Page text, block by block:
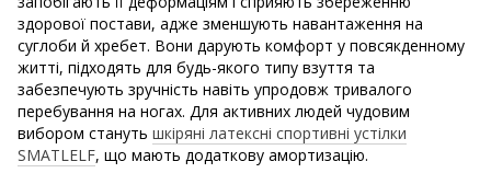
здорової постави, адже зменшують навантаження на
суглоби й хребет. Вони дарують комфорт у повсякденному
житті, підходять для будь-якого типу взуття та
забезпечують зручність навіть упродовж тривалого
перебування на ногах. Для активних людей чудовим
вибором стануть шкіряні латексні спортивні устілки
SMATLELF, що мають додаткову амортизацію.